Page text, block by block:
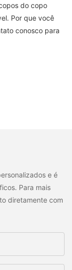
do copo
Por que você
conosco para
e é
Para mais
diretamente com